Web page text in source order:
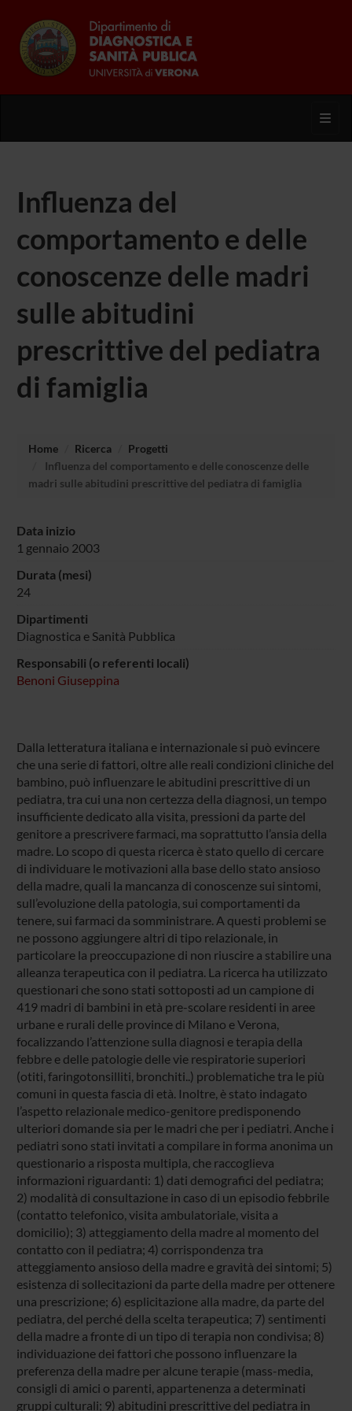
Influenza del
comportamento e delle
conoscenze delle madri
sulle abitudini
prescrittive del pediatra
di famiglia
Home Ricerca
Progetti
Influenza del comportamento e delle conoscenze delle
madri sulle abitudini prescrittive del pediatra di famiglia
Data inizio
1 gennaio 2003
Durata (mesi)
24
Dipartimenti
Diagnostica e Sanità Pubblica
Responsabili (o referenti locali)
Benoni Giuseppina
Dalla letteratura italiana e internazionale si può evincere
che una serie di fattori, oltre alle reali condizioni cliniche del
bambino, può influenzare le abitudini prescrittive di un
pediatra, tra cui una non certezza della diagnosi, un tempo
insufficiente dedicato alla visita, pressioni da parte del
genitore a prescrivere farmaci, ma soprattutto l’ansia della
madre. Lo scopo di questa ricerca è stato quello di cercare
di individuare le motivazioni alla base dello stato ansioso
della madre, quali la mancanza di conoscenze sui sintomi,
sull’evoluzione della patologia, sui comportamenti da
tenere, sui farmaci da somministrare. A questi problemi se
ne possono aggiungere altri di tipo relazionale, in
particolare la preoccupazione di non riuscire a stabilire una
alleanza terapeutica con il pediatra. La ricerca ha utilizzato
questionari che sono stati sottoposti ad un campione di
419 madri di bambini in età pre-scolare residenti in aree
urbane e rurali delle province di Milano e Verona,
focalizzando l’attenzione sulla diagnosi e terapia della
febbre e delle patologie delle vie respiratorie superiori
(otiti, faringotonsilliti, bronchiti..) problematiche tra le più
comuni in questa fascia di età. Inoltre, è stato indagato
l’aspetto relazionale medico-genitore predisponendo
ulteriori domande sia per le madri che per i pediatri. Anche i
pediatri sono stati invitati a compilare in forma anonima un
questionario a risposta multipla, che raccoglieva
informazioni riguardanti: 1) dati demografici del pediatra;
2) modalità di consultazione in caso di un episodio febbrile
(contatto telefonico, visita ambulatoriale, visita a
domicilio); 3) atteggiamento della madre al momento del
contatto con il pediatra; 4) corrispondenza tra
atteggiamento ansioso della madre e gravità dei sintomi; 5)
esistenza di sollecitazioni da parte della madre per ottenere
una prescrizione; 6) esplicitazione alla madre, da parte del
pediatra, del perché della scelta terapeutica; 7) sentimenti
della madre a fronte di un tipo di terapia non condivisa; 8)
individuazione dei fattori che possono influenzare la
preferenza della madre per alcune terapie (mass-media,
consigli di amici o parenti, appartenenza a determinati
gruppi culturali; 9) abitudini prescrittive del pediatra in